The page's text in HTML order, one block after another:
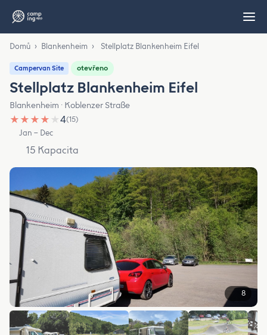
Domů › Blankenheim › Stellplatz Blankenheim Eifel
Campervan Site otevřeno
Stellplatz Blankenheim Eifel
Blankenheim · Koblenzer Straße
★ ★ ★ ★ ★4(15)
Jan – Dec
15 Kapacita
8